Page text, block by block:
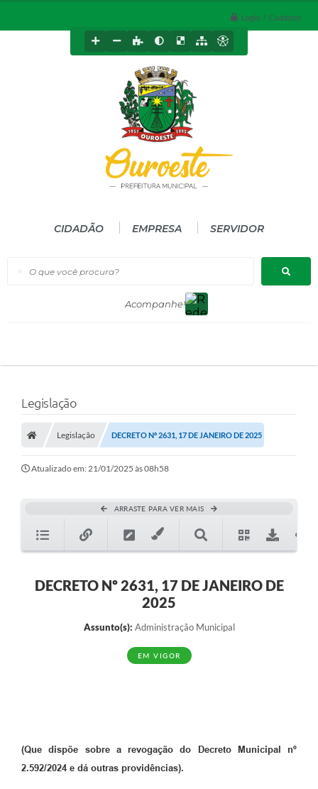
Login / Cadastro
O que você procura?
CIDADÃO EMPRESA SERVIDOR
Legislação
Legislação DECRETO Nº 2631, 17 DE JANEIRO DE 2025
Atualizado em: 21/01/2025 às 08h58
ARRASTE PARA VER MAIS
DECRETO Nº 2631, 17 DE JANEIRO DE
2025
Assunto(s): Administração Municipal
EM VIGOR
(Que dispõe sobre a revogação do Decreto Municipal nº
2.592/2024 e dá outras providências).